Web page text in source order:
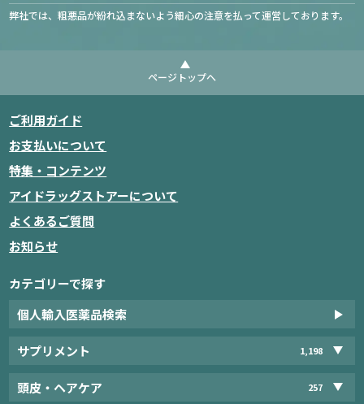
弊社では、粗悪品が紛れ込まないよう細心の注意を払って運営しております。
ページトップへ
ご利用ガイド
お支払いについて
特集・コンテンツ
アイドラッグストアーについて
よくあるご質問
お知らせ
カテゴリーで探す
個人輸入医薬品検索
サプリメント 1,198
頭皮・ヘアケア 257